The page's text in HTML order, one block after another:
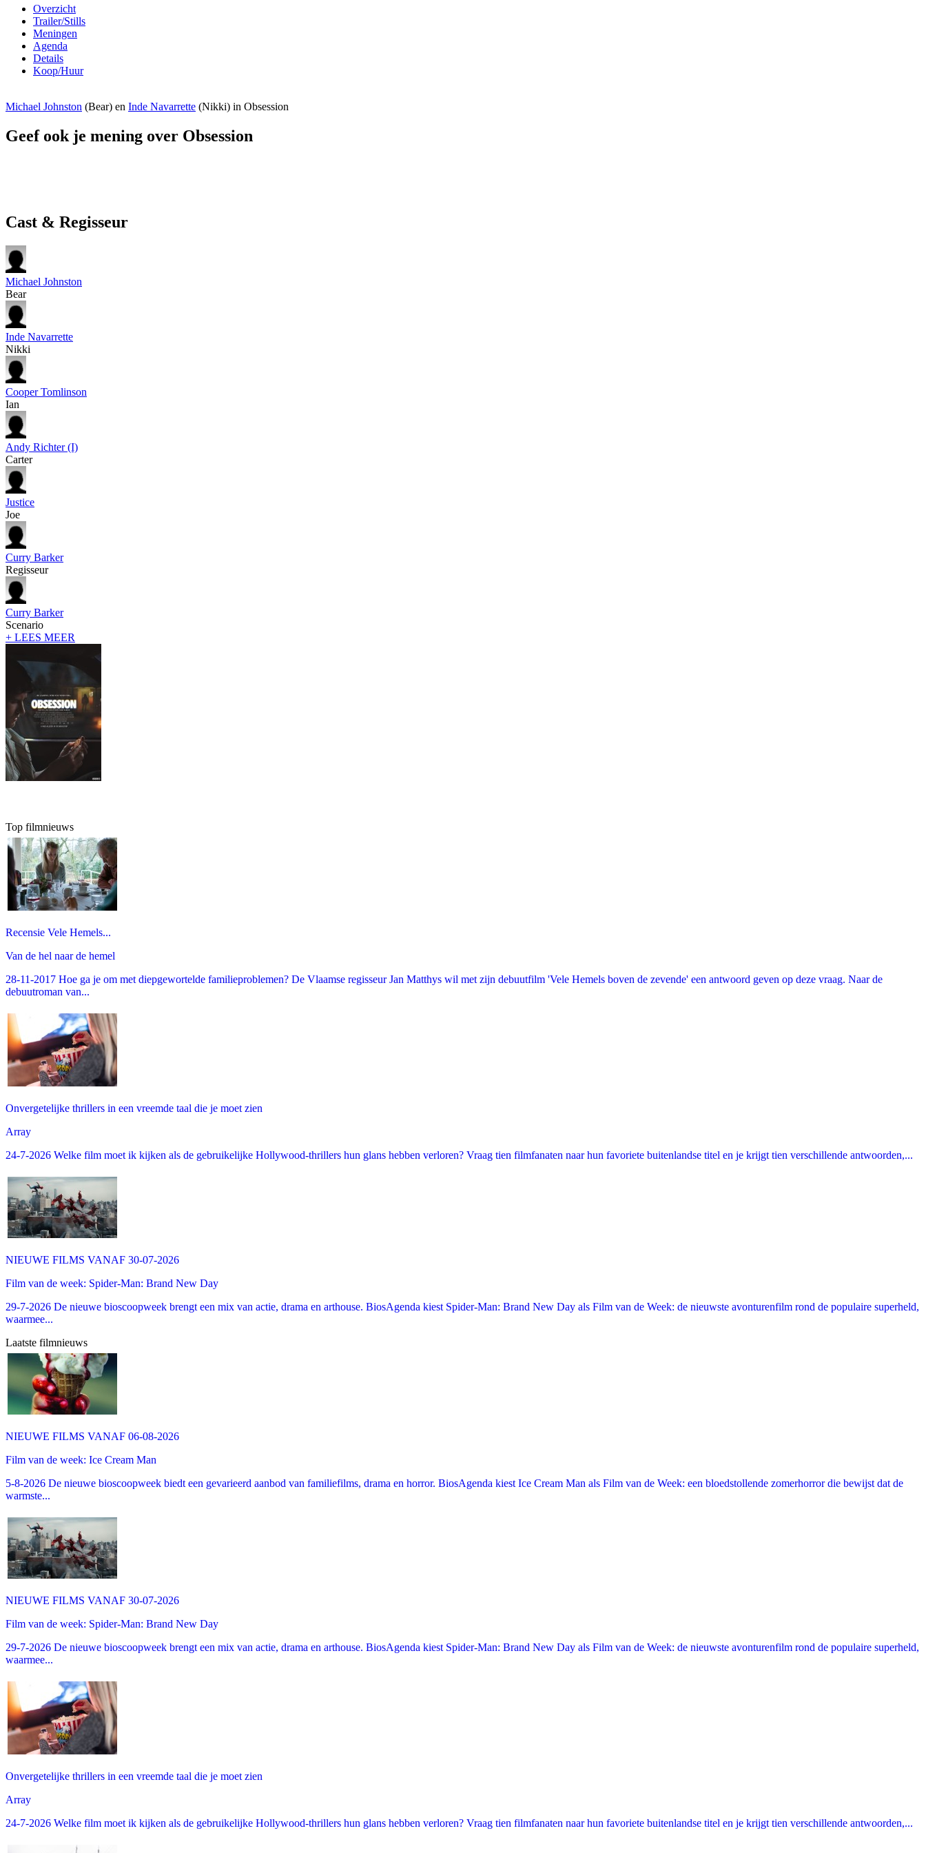
Overzicht
Trailer/Stills
Meningen
Agenda
Details
Koop/Huur
Michael Johnston (Bear) en Inde Navarrette (Nikki) in Obsession
Geef ook je mening over Obsession
Cast & Regisseur
Michael Johnston
Bear
Inde Navarrette
Nikki
Cooper Tomlinson
Ian
Andy Richter (I)
Carter
Justice
Joe
Curry Barker
Regisseur
Curry Barker
Scenario
+ LEES MEER
Top filmnieuws
Recensie Vele Hemels...
Van de hel naar de hemel
28-11-2017 Hoe ga je om met diepgewortelde familieproblemen? De Vlaamse regisseur Jan Matthys wil met zijn debuutfilm 'Vele Hemels boven de zevende' een antwoord geven op deze vraag. Naar de
debuutroman van...
Onvergetelijke thrillers in een vreemde taal die je moet zien
Array
24-7-2026 Welke film moet ik kijken als de gebruikelijke Hollywood-thrillers hun glans hebben verloren? Vraag tien filmfanaten naar hun favoriete buitenlandse titel en je krijgt tien verschillende antwoorden,...
NIEUWE FILMS VANAF 30-07-2026
Film van de week: Spider-Man: Brand New Day
29-7-2026 De nieuwe bioscoopweek brengt een mix van actie, drama en arthouse. BiosAgenda kiest Spider-Man: Brand New Day als Film van de Week: de nieuwste avonturenfilm rond de populaire superheld,
waarmee...
Laatste filmnieuws
NIEUWE FILMS VANAF 06-08-2026
Film van de week: Ice Cream Man
5-8-2026 De nieuwe bioscoopweek biedt een gevarieerd aanbod van familiefilms, drama en horror. BiosAgenda kiest Ice Cream Man als Film van de Week: een bloedstollende zomerhorror die bewijst dat de
warmste...
NIEUWE FILMS VANAF 30-07-2026
Film van de week: Spider-Man: Brand New Day
29-7-2026 De nieuwe bioscoopweek brengt een mix van actie, drama en arthouse. BiosAgenda kiest Spider-Man: Brand New Day als Film van de Week: de nieuwste avonturenfilm rond de populaire superheld,
waarmee...
Onvergetelijke thrillers in een vreemde taal die je moet zien
Array
24-7-2026 Welke film moet ik kijken als de gebruikelijke Hollywood-thrillers hun glans hebben verloren? Vraag tien filmfanaten naar hun favoriete buitenlandse titel en je krijgt tien verschillende antwoorden,...